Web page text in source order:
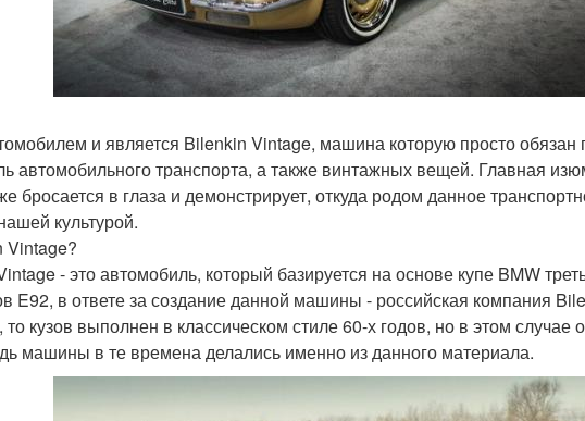
и является Bilenkin Vintage, машина которую просто обязан
автомобильного транспорта, а также винтажных вещей. Главная
бросается в глаза и демонстрирует, откуда родом данное
культурой.
Vintage?
- это автомобиль, который базируется на основе купе BMW
E92, в ответе за создание данной машины - российская компания
то кузов выполнен в классическом стиле 60-х годов, но в этом случае
машины в те времена делались именно из данного материала.